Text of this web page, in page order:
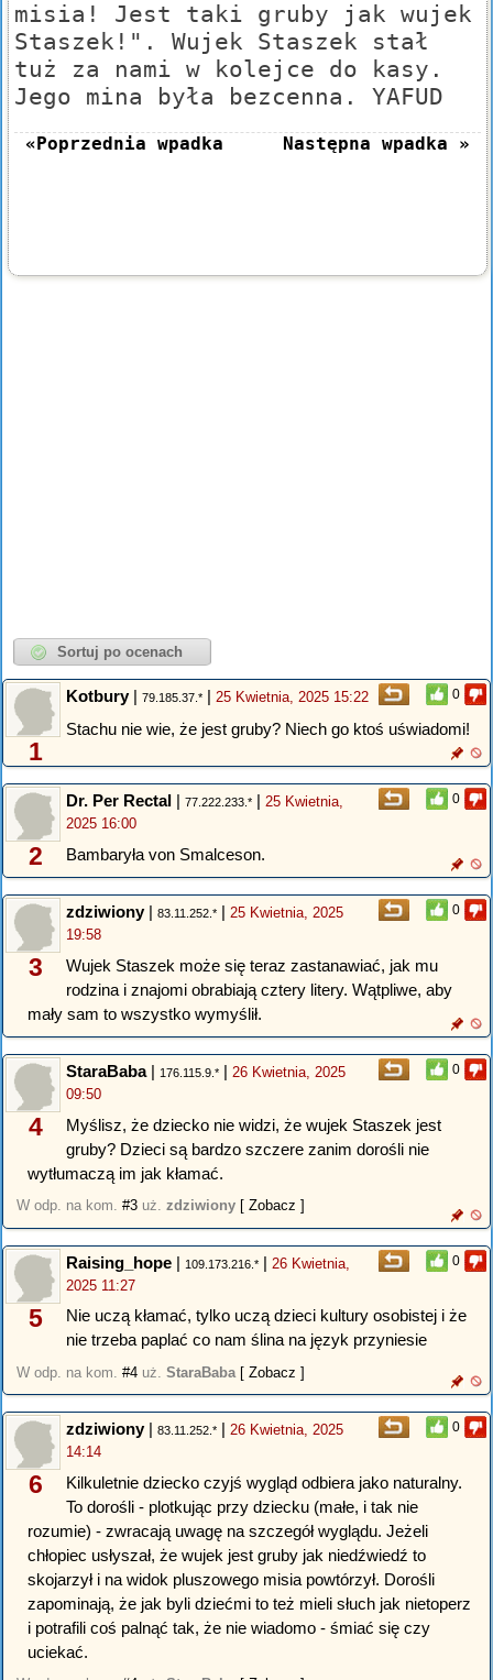
misia! Jest taki gruby jak wujek
Staszek!". Wujek Staszek stał
tuż za nami w kolejce do kasy.
Jego mina była bezcenna. YAFUD
«Poprzednia wpadka Następna wpadka »
0
1
Kotbury| 79.185.37.* | 25 Kwietnia, 2025 15:22
Stachu nie wie, że jest gruby? Niech go ktoś uświadomi!
0
2
Dr. Per Rectal | 77.222.233.* | 25 Kwietnia,
2025 16:00
Bambaryła von Smalceson.
0
3
zdziwiony| 83.11.252.* | 25 Kwietnia, 2025
19:58
Wujek Staszek może się teraz zastanawiać, jak mu
rodzina i znajomi obrabiają cztery litery. Wątpliwe, aby
mały sam to wszystko wymyślił.
0
4
StaraBaba| 176.115.9.* | 26 Kwietnia, 2025
09:50
Myślisz, że dziecko nie widzi, że wujek Staszek jest
gruby? Dzieci są bardzo szczere zanim dorośli nie
wytłumaczą im jak kłamać.
W odp. na kom. #3 uż. zdziwiony [ Zobacz ]
0
5
Raising_hope | 109.173.216.* | 26 Kwietnia,
2025 11:27
Nie uczą kłamać, tylko uczą dzieci kultury osobistej i że
nie trzeba paplać co nam ślina na język przyniesie
W odp. na kom. #4 uż. StaraBaba [ Zobacz ]
0
6
zdziwiony| 83.11.252.* | 26 Kwietnia, 2025
14:14
Kilkuletnie dziecko czyjś wygląd odbiera jako naturalny.
To dorośli - plotkując przy dziecku (małe, i tak nie
rozumie) - zwracają uwagę na szczegół wyglądu. Jeżeli
chłopiec usłyszał, że wujek jest gruby jak niedźwiedź to
skojarzył i na widok pluszowego misia powtórzył. Dorośli
zapominają, że jak byli dziećmi to też mieli słuch jak nietoperz
i potrafili coś palnąć tak, że nie wiadomo - śmiać się czy
uciekać.